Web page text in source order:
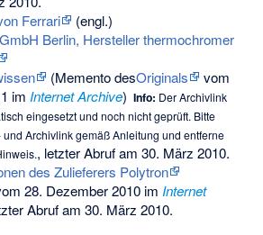
Ferrari
(engl.)
Berlin, Hersteller thermochromer
(MementodesOriginals
vom
im Internet Archive) Info: Der Archivlink
eingesetzt und noch nicht geprüft. Bitte
und Archivlink gemäßAnleitung und entferne
, letzter Abruf am 30. März 2010.
des Zulieferers Polytron
28. Dezember 2010 im Internet
Abruf am 30. März 2010.